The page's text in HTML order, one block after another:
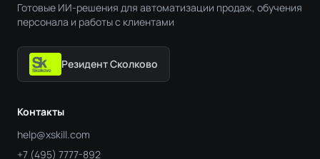
Готовые ИИ-решения для автоматизации продаж, обучения
персонала и работы с клиентами
Резидент Сколково
Контакты
help@xskill.com
+7 (495) 7777-892